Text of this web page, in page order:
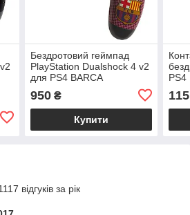
Бездротовий геймпад
PlayStation Dualshock 4 v2
для PS4 BARCA
950₴
Купити
PS4
115
відгуків за рік